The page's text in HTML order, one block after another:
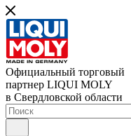
Официальный торговый
партнер LIQUI MOLY
в Свердловской области